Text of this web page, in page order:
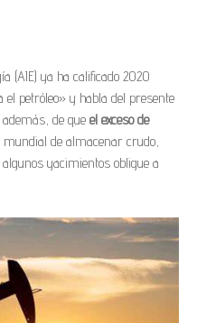
(AIE) ya ha calificado 2020
petróleo» y habla del presente
de que el exceso de
de almacenar crudo,
yacimientos obligue a